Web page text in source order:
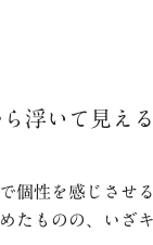
浮いて見える
個性を感じさせ
たものの、いざ